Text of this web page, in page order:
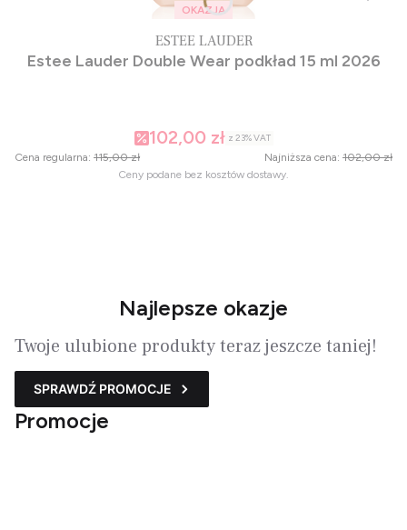
OKAZJA
ESTEE LAUDER
Estee Lauder Double Wear podkład 15 ml 2026
102,00 zł z 23%VAT
Cena regularna: 115,00 zł Najniższa cena: 102,00 zł
Ceny podane bez kosztów dostawy.
Najlepsze okazje
Twoje ulubione produkty teraz jeszcze taniej!
SPRAWDŹ PROMOCJE
Promocje